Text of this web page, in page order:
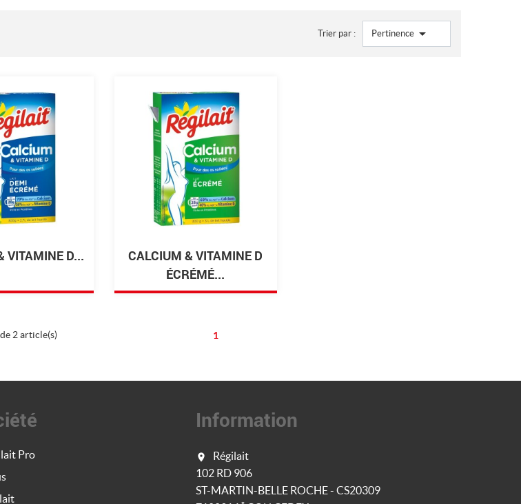
Trier par : Pertinence 
VITAMINE D...
CALCIUM & VITAMINE D
ÉCRÉMÉ...
2 article(s) 1
Pro
Information

Régilait
102 RD 906
ST-MARTIN-BELLE ROCHE - CS20309